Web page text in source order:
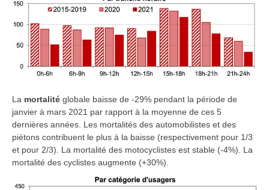
La mortalité globale baisse de -29% pendant la période de
janvier à mars 2021 par rapport à la moyenne de ces 5
dernières années. Les mortalités des automobilistes et des
piétons contribuent le plus à la baisse (respectivement pour 1/3
et pour 2/3). La mortalité des motocyclistes est stable (-4%). La
mortalité des cyclistes augmente (+30%).